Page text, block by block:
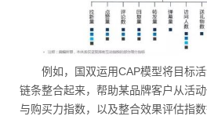
例如，国双运用CAP模型将目标
链条整合起来，帮助某品牌客户从活
与购买力指数，以及整合效果评估指